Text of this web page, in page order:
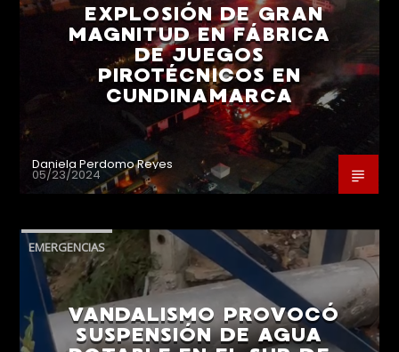
EXPLOSIÓN DE GRAN
MAGNITUD EN FÁBRICA
DE JUEGOS
PIROTÉCNICOS EN
CUNDINAMARCA
Daniela Perdomo Reyes
05/23/2024
EMERGENCIAS
VANDALISMO PROVOCÓ
SUSPENSIÓN DE AGUA